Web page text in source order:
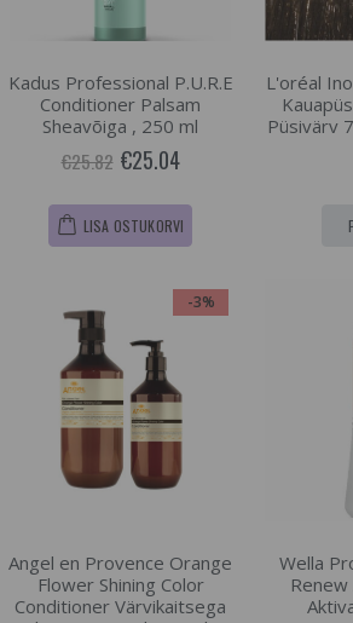
Kadus Professional P.U.R.E
Conditioner Palsam
Sheavõiga , 250 ml
€25.82 €25.04
LISA OSTUKORVI
L'oréal
Püsivärv
-3%
Angel en Provence Orange
Flower Shining Color
Conditioner Värvikaitsega
Wella